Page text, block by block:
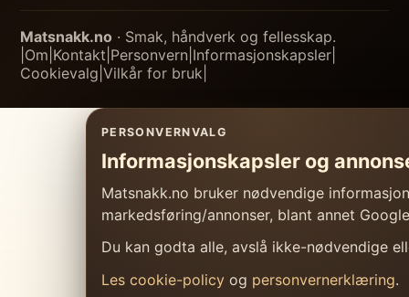
Matsnakk.no · Smak, håndverk og fellesskap.
Om Kontakt Personvern Informasjonskapsler
Cookievalg Vilkår for bruk
PERSONVERNVALG
Informasjonskapsler og
Matsnakk.no bruker nødvendige
markedsføring/annonser, blant annet
Du kan godta alle, avslå ikke-nødvendige
Les cookie-policy og personvernerklæring.